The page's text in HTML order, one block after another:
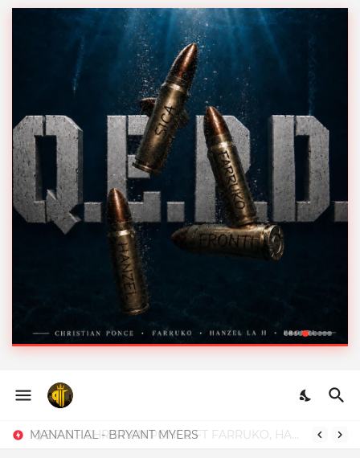
PONCE FT FARRUKO,
HANZEL LA H, FRONTI
Q.E.P.D - CHRISTIAN PONCE FT FARRUKO, HANZEL LA H, FRONTI